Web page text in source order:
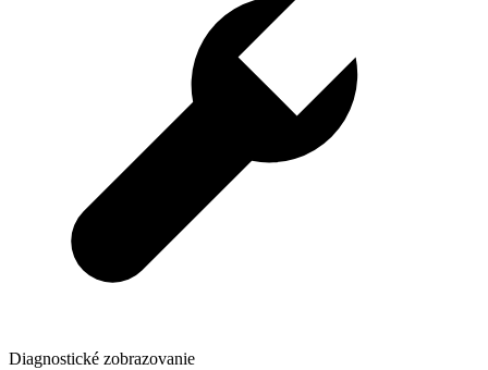
Diagnostické zobrazovanie